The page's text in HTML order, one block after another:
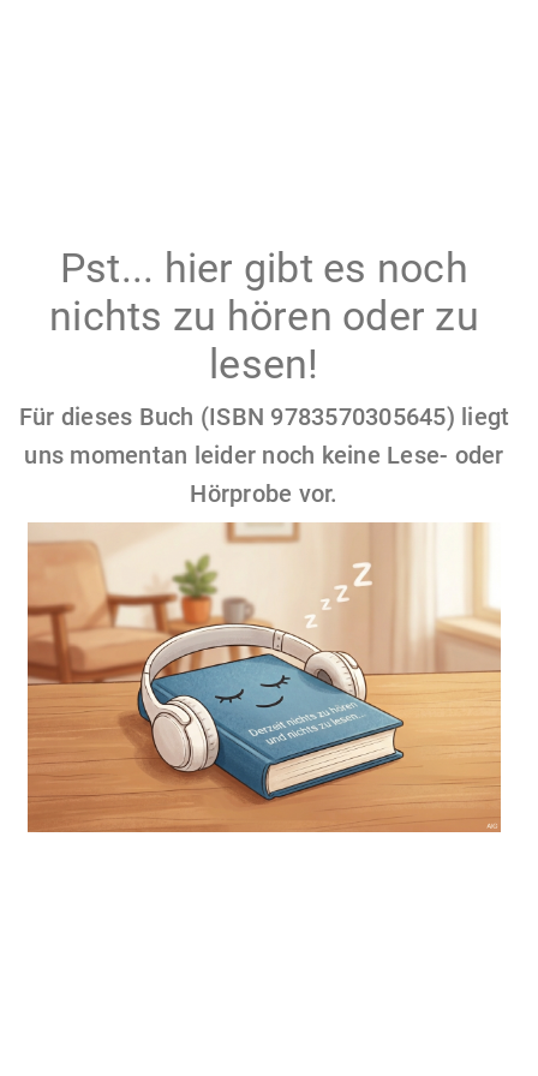
Pst... hier gibt es noch
nichts zu hören oder zu
lesen!
Für dieses Buch (ISBN 9783570305645) liegt
uns momentan leider noch keine Lese- oder
Hörprobe vor.